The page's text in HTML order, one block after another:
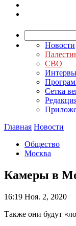
Новости
СВО
Сетка
Главная Новости
Общество
Москва
Камеры в
16:19 Ноя. 2, 2020
Также они будут